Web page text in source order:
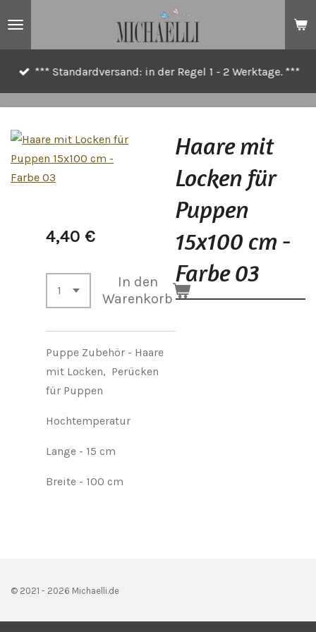
*** Standardversand: in der Regel 1 - 2 Werktage. ***
Haare mit
Locken für
Puppen
15x100 cm -
Farbe 03
4,40 €
In den
Warenkorb
Puppe Zubehör - Haare
mit Locken, Perücken
für Puppen
Hochtemperatur
Lange - 15 cm
Breite - 100 cm
© 2021 - 2026 Michaelli.de